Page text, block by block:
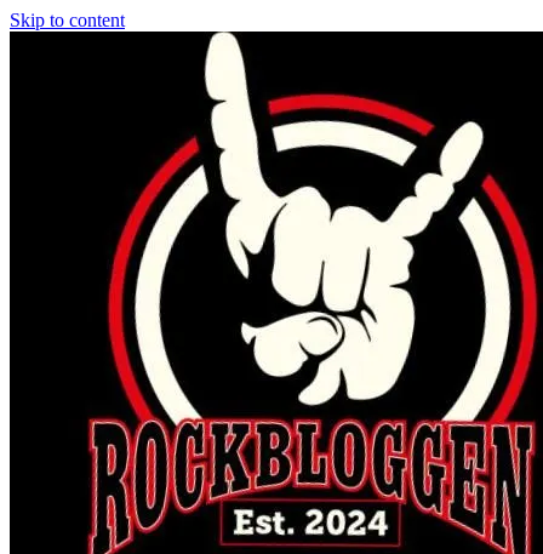
Skip to content